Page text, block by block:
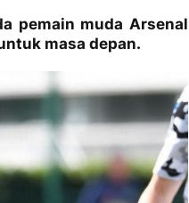
pemain muda Arsenal
masa depan.